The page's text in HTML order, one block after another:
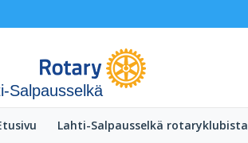
Salpausselkä
Lahti-Salpausselkä rotaryklubista